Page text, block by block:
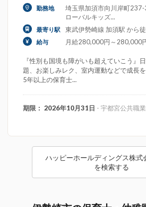
勤務地
埼玉県加須市向川岸町
ローバルキッズ...
最寄り駅 東武伊勢崎線 加須駅 から
給与 月給280,000円～280,000
『性別も国境も障がいも超えていこう』
題、お楽しみレク、室内運動などで成
5年以上の保育士...
期限： 2026年10月31日 - 宇都宮公共職
ハッピーホールディングス株式
を検索する